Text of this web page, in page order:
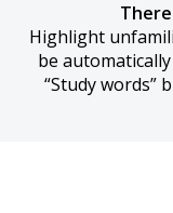
Highlight
be
“Study